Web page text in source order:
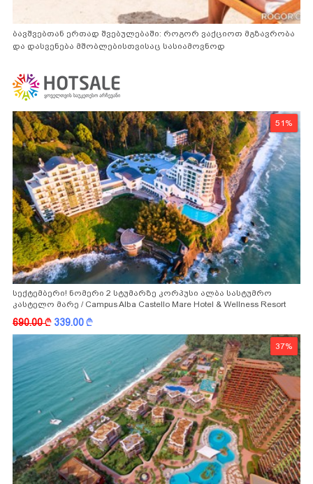
ბავშვებთან ერთად შვებულებაში: როგორ ვაქციოთ მგზავრობა
და დასვენება მშობლებისთვისაც სასიამოვნოდ
51%
სექტემბერი! ნომერი 2 სტუმარზე კორპუსი ალბა სასტუმრო
კასტელო მარე / Campus Alba Castello Mare Hotel & Wellness Resort
-სგან!
690.00k 339.00k
37%